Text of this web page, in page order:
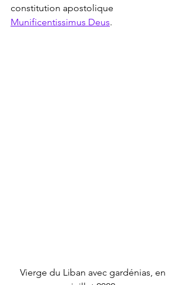
constitution apostolique
Munificentissimus Deus.
Vierge du Liban avec gardénias, en